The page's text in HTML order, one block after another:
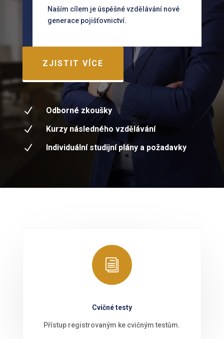
Naším cílem je úspěšné vzdělávání nové
generace pojišťovnictví.
ZJISTIT VÍCE
N Odborné zkoušky
N Kurzy následného vzdělávání
N Individuální studijní plány a požadavky
i
Cvičné testy
Přístup registrovaným ke cvičným testům.